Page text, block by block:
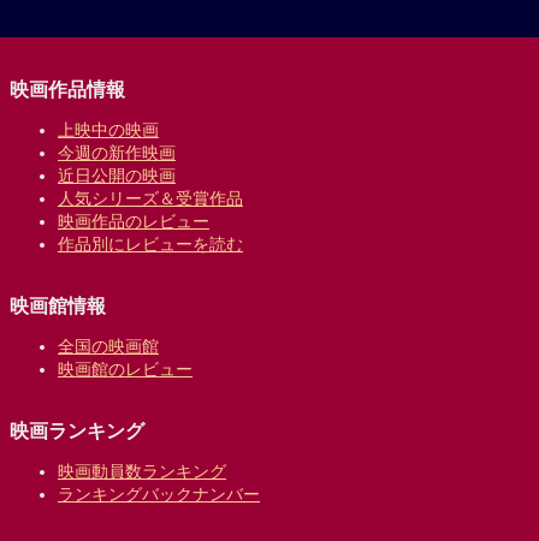
映画作品情報
上映中の映画
今週の新作映画
近日公開の映画
人気シリーズ＆受賞作品
映画作品のレビュー
作品別にレビューを読む
映画館情報
全国の映画館
映画館のレビュー
映画ランキング
映画動員数ランキング
ランキングバックナンバー